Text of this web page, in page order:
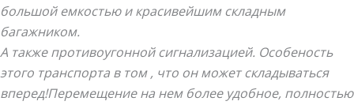
большой емкостью и красивейшим складным
багажником.
А также противоугонной сигнализацией. Особеность
этого транспорта в том , что он может складываться
вперед!Перемещение на нем более удобное, полностью